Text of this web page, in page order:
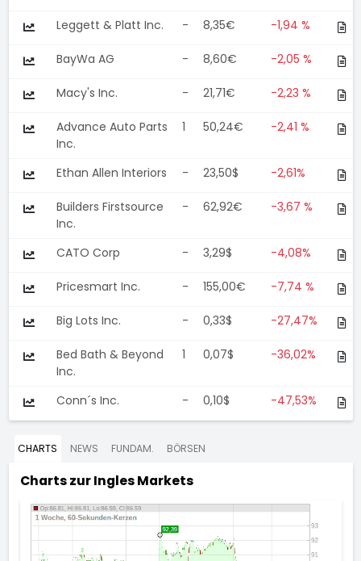
Leggett & Platt Inc. - 8,35€ -1,94 %
BayWa AG - 8,60€ -2,05 %
Macy's Inc. - 21,71€ -2,23 %
Advance Auto Parts
Inc.
1 50,24€ -2,41 %
Ethan Allen Interiors - 23,50$ -2,61%
Builders Firstsource
Inc.
- 62,92€ -3,67 %
CATO Corp - 3,29$ -4,08%
Pricesmart Inc. - 155,00€ -7,74 %
Big Lots Inc. - 0,33$ -27,47%
Bed Bath & Beyond
Inc.
1 0,07$ -36,02%
Conn´s Inc. - 0,10$ -47,53%
CHARTS NEWS FUNDAM. BÖRSEN
Charts zurIngles Markets